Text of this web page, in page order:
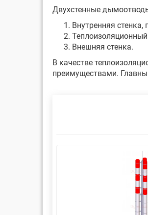
Двухстенные
Внутренняя
Внешняя стенка.
В качестве
преимуществами.